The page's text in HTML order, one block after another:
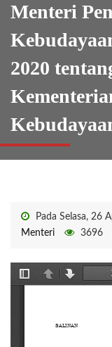
Menteri
2020
Pada Selasa, 26
Menteri
3696